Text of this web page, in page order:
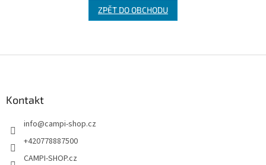
ZPĚT DO OBCHODU
Kontakt
info@campi-shop.cz
+420778887500
CAMPI-SHOP.cz